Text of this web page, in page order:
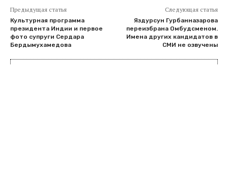
Предыдущая статья
Культурная программа
президента Индии и первое
фото супруги Сердара
Бердымухамедова
Следующая статья
Яздурсун Гурбанназарова
переизбрана Омбудсменом.
Имена других кандидатов в
СМИ не озвучены